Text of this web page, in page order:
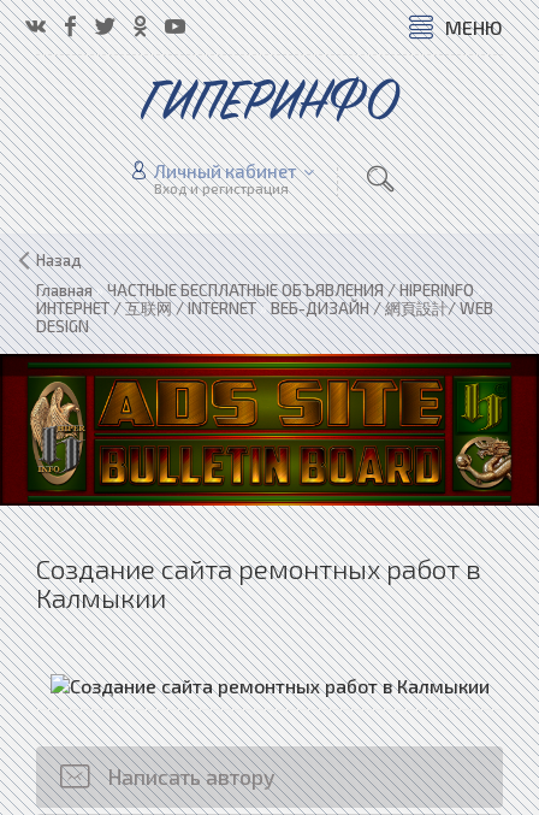
МЕНЮ
ГИПЕРИНФО
Личный кабинет
Вход и регистрация
Назад
Главная»ЧАСТНЫЕ БЕСПЛАТНЫЕ ОБЪЯВЛЕНИЯ / HIPERINFO»
ИНТЕРНЕТ / 互联网 / INTERNET»ВЕБ-ДИЗАЙН / 網頁設計/ WEB
DESIGN
Создание сайта ремонтных работ в
Калмыкии
Написать автору